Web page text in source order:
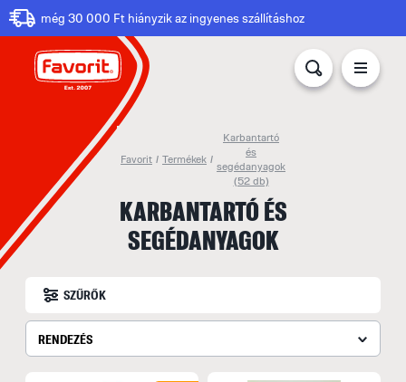
még 30 000 Ft hiányzik az ingyenes szállításhoz
Favorit / Termékek /
Karbantartó
és
segédanyagok
(52 db)
KARBANTARTÓ ÉS
SEGÉDANYAGOK
SZŰRŐK
RENDEZÉS